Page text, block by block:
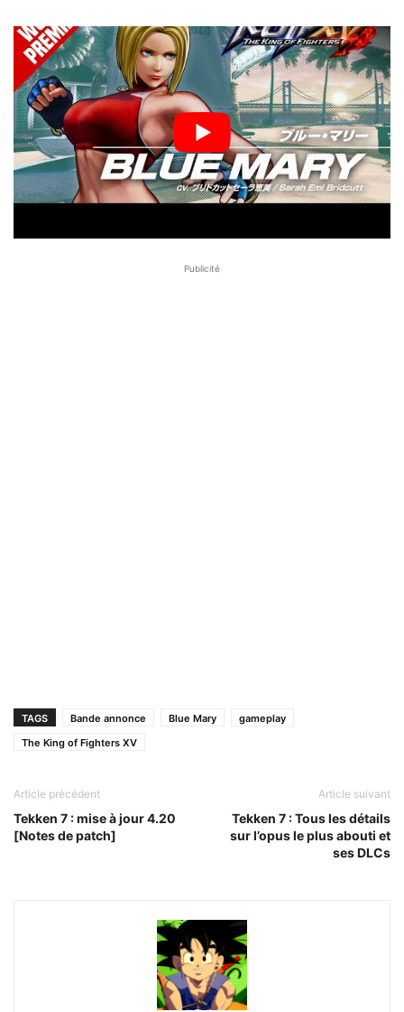
Publicité
TAGS Bande annonce Blue Mary
gameplay
The King of Fighters XV
Article précédent
Tekken 7 : mise à jour 4.20
[Notes de patch]
Article suivant
Tekken 7 : Tous les détails
sur l’opus le plus abouti et
ses DLCs